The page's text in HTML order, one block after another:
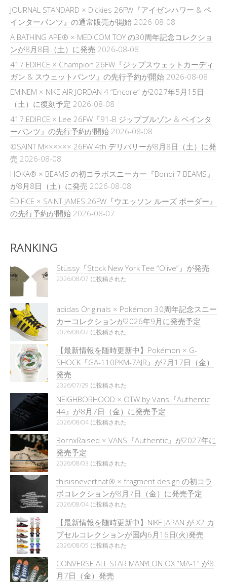
JOURNAL STANDARD × Dickies 26FW『アイゼンハワー & ペ
インターパンツ』の通常販売が開始 2026-08-08
A BATHING APE® × MEDICOM TOY の30周年記念コレクショ
ンが8月8日（土）に発売 2026-08-08
417 EDIFICE × Champion 26FW『ジップスウェットカーディ
ガン & スウェットパンツ』の先行予約が開始 2026-08-08
EMINEM × NIKE AIR JORDAN 4 “Encore” が2027年5月15日
（土）に復刻予定 2026-08-08
417 EDIFICE × Lee 26FW『91-B ジップブルゾン & ペインタ
ーパンツ』の先行予約が開始 2026-08-08
©SAINT M×××××× 26FW 4th デリバリーが8月8日（土）に発
売 2026-08-08
HOKA® × BEAMS の初コラボスニーカー『Bondi 7 BEAMS』
が8月8日（土）に発売 2026-08-08
ÉDIFICE × SAINT JAMES 26FW『ウエッソン ルーズ ボーダー』
の先行予約が開始 2026-08-07
RANKING
Stüssy『Stock New York Tee “Olive”』が発売
2026/08/07 に投稿された
adidas Originals × Pokémon 30周年記念スニー
カーコレクションが2026年9月に発売予定
2026/08/02 に投稿された
【最新情報を随時更新中】Pokémon × G-
SHOCK『GA-110PKM-7AJR』が7月17日（金）
発売
2026/07/29 に投稿された
NEIGHBORHOOD × OTW by Vans『Authentic
44』が8月7日（金）に発売予定
2026/08/04 に投稿された
BornxRaised × VANS『Authentic』が2027年に
発売予定
2026/08/03 に投稿された
thisisneverthat® × fragment design の初コラ
ボコレクションが8月7日（金）に発売予定
2026/08/04 に投稿された
【最新情報を随時更新中】NIKE JAPAN が X2 カ
プセルコレクションが国内6月16日(火)発売
2026/08/05 に投稿された
CONVERSE ALL STAR MANYLON OX “MA-1” が8
月7日（金）発売